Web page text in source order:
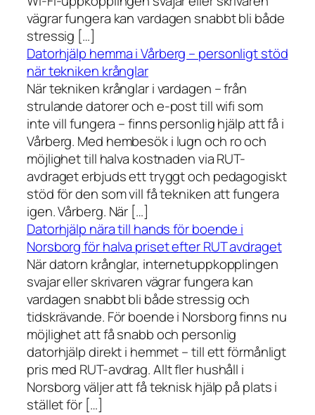
vägrar fungera kan vardagen snabbt bli både
stressig […]
Datorhjälp hemma i Vårberg – personligt stöd
när tekniken krånglar
När tekniken krånglar i vardagen – från
strulande datorer och e-post till wifi som
inte vill fungera – finns personlig hjälp att få i
Vårberg. Med hembesök i lugn och ro och
möjlighet till halva kostnaden via RUT-
avdraget erbjuds ett tryggt och pedagogiskt
stöd för den som vill få tekniken att fungera
igen. Vårberg. När […]
Datorhjälp nära till hands för boende i
Norsborg för halva priset efter RUT avdraget
När datorn krånglar, internetuppkopplingen
svajar eller skrivaren vägrar fungera kan
vardagen snabbt bli både stressig och
tidskrävande. För boende i Norsborg finns nu
möjlighet att få snabb och personlig
datorhjälp direkt i hemmet – till ett förmånligt
pris med RUT-avdrag. Allt fler hushåll i
Norsborg väljer att få teknisk hjälp på plats i
stället för […]